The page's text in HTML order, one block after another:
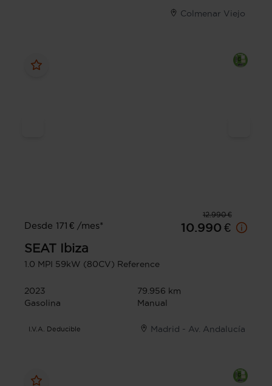
Colmenar Viejo
12.990 €
Desde 171 € /mes*
10.990 €
SEAT
Ibiza
1.0 MPI 59kW (80CV) Reference
2023
79.956 km
Gasolina
Manual
I.V.A. Deducible Madrid - Av. Andalucía